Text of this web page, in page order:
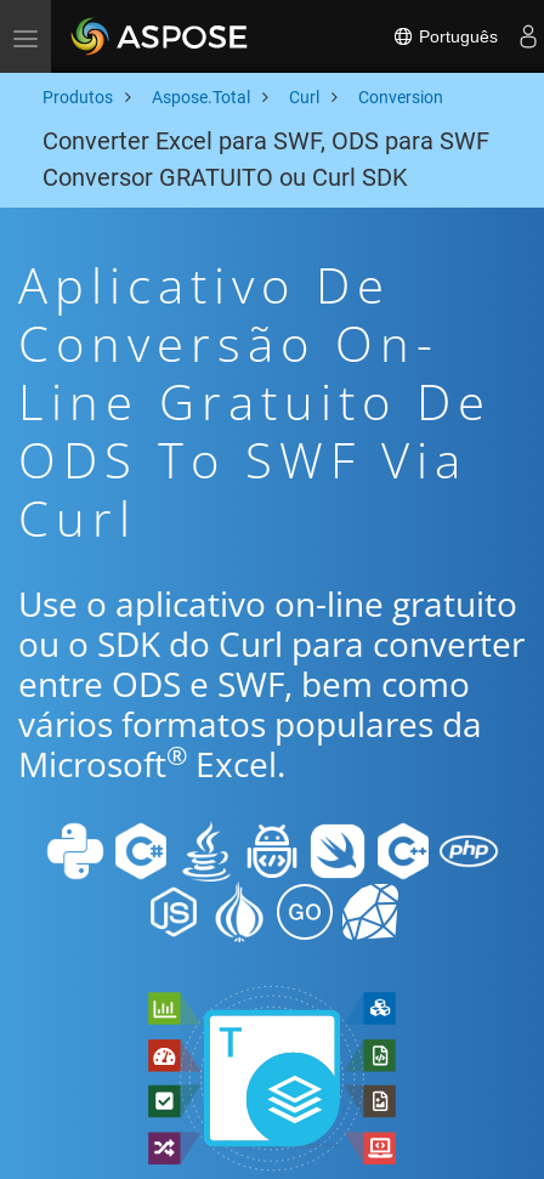
Toggle navigation Português
Produtos Aspose.Total Curl Conversion
Converter Excel para SWF, ODS para SWF
Conversor GRATUITO ou Curl SDK
Aplicativo De
Conversão On-
Line Gratuito De
ODS To SWF Via
Curl
Use o aplicativo on-line gratuito
ou o SDK do Curl para converter
entre ODS e SWF, bem como
vários formatos populares da
Microsoft® Excel.